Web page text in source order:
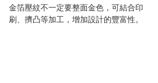
金箔壓紋不一定要整面金色，可結合印
刷、擠凸等加工，增加設計的豐富性。